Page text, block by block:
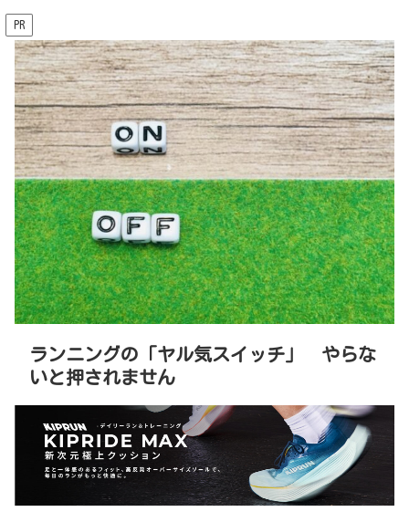
PR
ランニングの「ヤル気スイッチ」 やらな
いと押されません